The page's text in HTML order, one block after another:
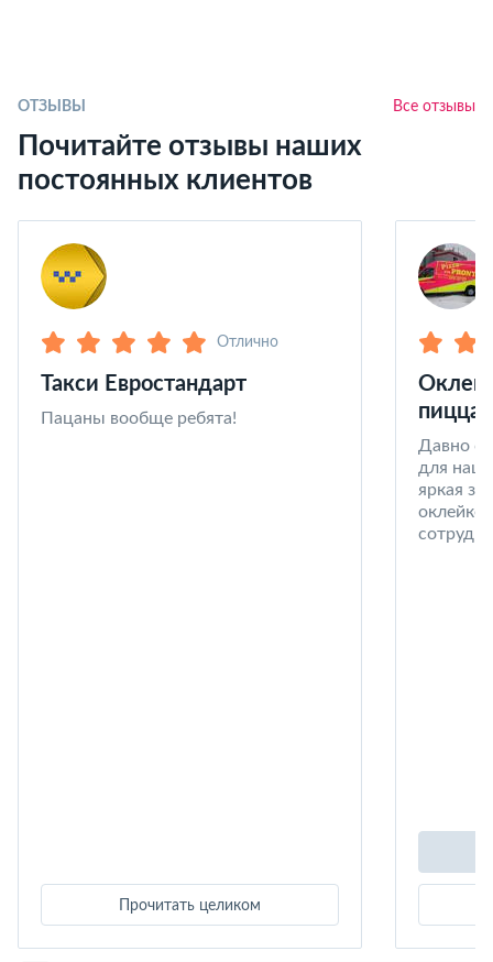
ОТЗЫВЫ Все отзывы
Почитайте отзывы наших
постоянных клиентов
Отлично
Такси Евростандарт
Пацаны вообще ребята!
Прочитать целиком
пицца
Давно
для
яркая
оклейке